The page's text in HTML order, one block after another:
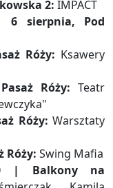
2: IMPACT
sierpnia, Pod
Róży: Ksawery
Róży: Teatr
Róży: Warsztaty
Róży: Swing Mafia
| Balkony na